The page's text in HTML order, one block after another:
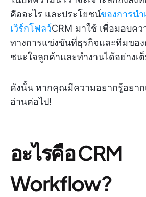
คืออะไร และประโยชน์ของการน
เวิร์กโฟลว์CRM มาใช้ เพื่อมอบคว
ทางการแข่งขันที่ธุรกิจและทีมขอ
ชนะใจลูกค้าและทำงานได้อย่างเ
ดังนั้น หากคุณมีความอยากรู้อยาก
อ่านต่อไป!
อะไรคือ CRM
Workflow?